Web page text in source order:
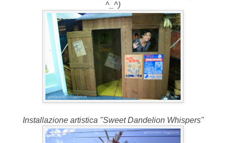
^_^)
Installazione artistica "Sweet Dandelion Whispers"